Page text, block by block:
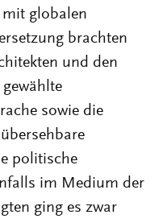
mit globalen
brachten
und den
sowie die
politische
im Medium der
ging es zwar